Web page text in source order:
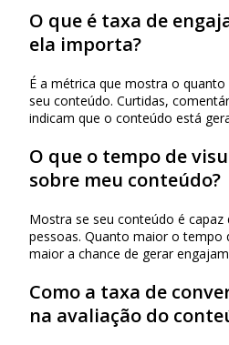
O que é taxa de
ela importa?
É a métrica que mostra o
seu conteúdo. Curtidas,
indicam que o conteúdo está
O que o tempo de
sobre meu conteúdo?
Mostra se seu conteúdo é capaz
pessoas. Quanto maior o tempo
maior a chance de gerar
Como a taxa de
na avaliação do